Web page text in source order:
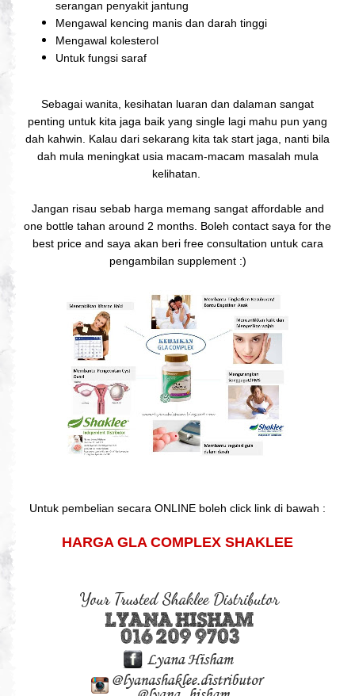
serangan penyakit jantung
Mengawal kencing manis dan darah tinggi
Mengawal kolesterol
Untuk fungsi saraf
Sebagai wanita, kesihatan luaran dan dalaman sangat
penting untuk kita jaga baik yang single lagi mahu pun yang
dah kahwin. Kalau dari sekarang kita tak start jaga, nanti bila
dah mula meningkat usia macam-macam masalah mula
kelihatan.
Jangan risau sebab harga memang sangat affordable and
one bottle tahan around 2 months. Boleh contact saya for the
best price and saya akan beri free consultation untuk cara
pengambilan supplement :)
Untuk pembelian secara ONLINE boleh click link di bawah :
HARGA GLA COMPLEX SHAKLEE